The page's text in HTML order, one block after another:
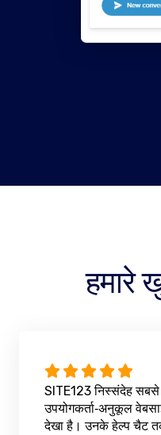
हमारे
SITE123 निस्संदेह
उपयोगकर्ता‑अनुकूल
देखा है। उनके हेल्प चैट